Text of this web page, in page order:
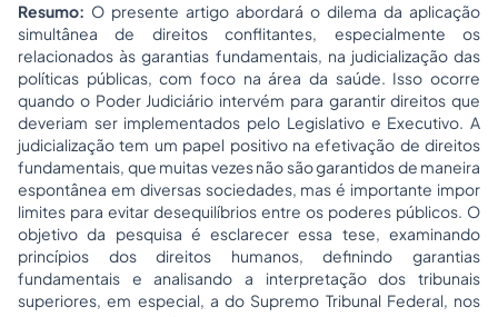
Resumo: O presente artigo abordará o dilema da aplicação
simultânea de direitos conflitantes, especialmente os
relacionados às garantias fundamentais, na judicialização das
políticas públicas, com foco na área da saúde. Isso ocorre
quando o Poder Judiciário intervém para garantir direitos que
deveriam ser implementados pelo Legislativo e Executivo. A
judicialização tem um papel positivo na efetivação de direitos
fundamentais, que muitas vezes não são garantidos de maneira
espontânea em diversas sociedades, mas é importante impor
limites para evitar desequilíbrios entre os poderes públicos. O
objetivo da pesquisa é esclarecer essa tese, examinando
princípios dos direitos humanos, definindo garantias
fundamentais e analisando a interpretação dos tribunais
superiores, em especial, a do Supremo Tribunal Federal, nos